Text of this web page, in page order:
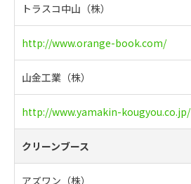
トラスコ中山（株）
http://www.orange-book.com/
山金工業（株）
http://www.yamakin-kougyou.co.jp/
クリーンブース
アズワン（株）